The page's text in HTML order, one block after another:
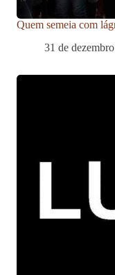
Quem semeia com
31 de